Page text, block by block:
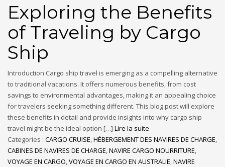
Exploring the Benefits
of Traveling by Cargo
Ship
Introduction Cargo ship travel is emerging as a compelling alternative
to traditional vacations. It offers numerous benefits, from cost
savings to environmental advantages, making it an appealing choice
for travelers seeking something different. This blog post will explore
these benefits in detail and provide insights into why cargo ship
travel might be the ideal option […] Lire la suite
Categories : CARGO CRUISE,HÉBERGEMENT DES NAVIRES DE CHARGE,
CABINES DE NAVIRES DE CHARGE,NAVIRE CARGO NOURRITURE,
VOYAGE EN CARGO,VOYAGE EN CARGO EN AUSTRALIE,NAVIRE